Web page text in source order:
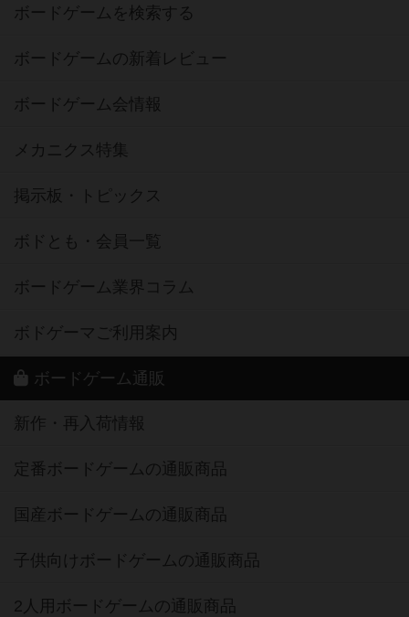
ボードゲームを検索する
ボードゲームの新着レビュー
ボードゲーム会情報
メカニクス特集
掲示板・トピックス
ボドとも・会員一覧
ボードゲーム業界コラム
ボドゲーマご利用案内
ボードゲーム通販
新作・再入荷情報
定番ボードゲームの通販商品
国産ボードゲームの通販商品
子供向けボードゲームの通販商品
2人用ボードゲームの通販商品